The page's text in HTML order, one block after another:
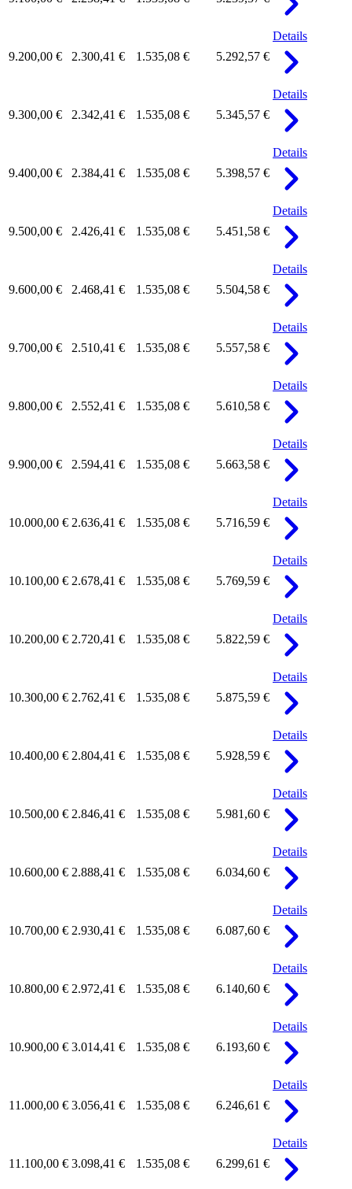
9.200,00 € 2.300,41 € 1.535,08 € 5.292,57 €
Details
9.300,00 € 2.342,41 € 1.535,08 € 5.345,57 €
Details
9.400,00 € 2.384,41 € 1.535,08 € 5.398,57 €
Details
9.500,00 € 2.426,41 € 1.535,08 € 5.451,58 €
Details
9.600,00 € 2.468,41 € 1.535,08 € 5.504,58 €
Details
9.700,00 € 2.510,41 € 1.535,08 € 5.557,58 €
Details
9.800,00 € 2.552,41 € 1.535,08 € 5.610,58 €
Details
9.900,00 € 2.594,41 € 1.535,08 € 5.663,58 €
Details
10.000,00 € 2.636,41 € 1.535,08 € 5.716,59 €
Details
10.100,00 € 2.678,41 € 1.535,08 € 5.769,59 €
Details
10.200,00 € 2.720,41 € 1.535,08 € 5.822,59 €
Details
10.300,00 € 2.762,41 € 1.535,08 € 5.875,59 €
Details
10.400,00 € 2.804,41 € 1.535,08 € 5.928,59 €
Details
10.500,00 € 2.846,41 € 1.535,08 € 5.981,60 €
Details
10.600,00 € 2.888,41 € 1.535,08 € 6.034,60 €
Details
10.700,00 € 2.930,41 € 1.535,08 € 6.087,60 €
Details
10.800,00 € 2.972,41 € 1.535,08 € 6.140,60 €
Details
10.900,00 € 3.014,41 € 1.535,08 € 6.193,60 €
Details
11.000,00 € 3.056,41 € 1.535,08 € 6.246,61 €
Details
11.100,00 € 3.098,41 € 1.535,08 € 6.299,61 €
Details